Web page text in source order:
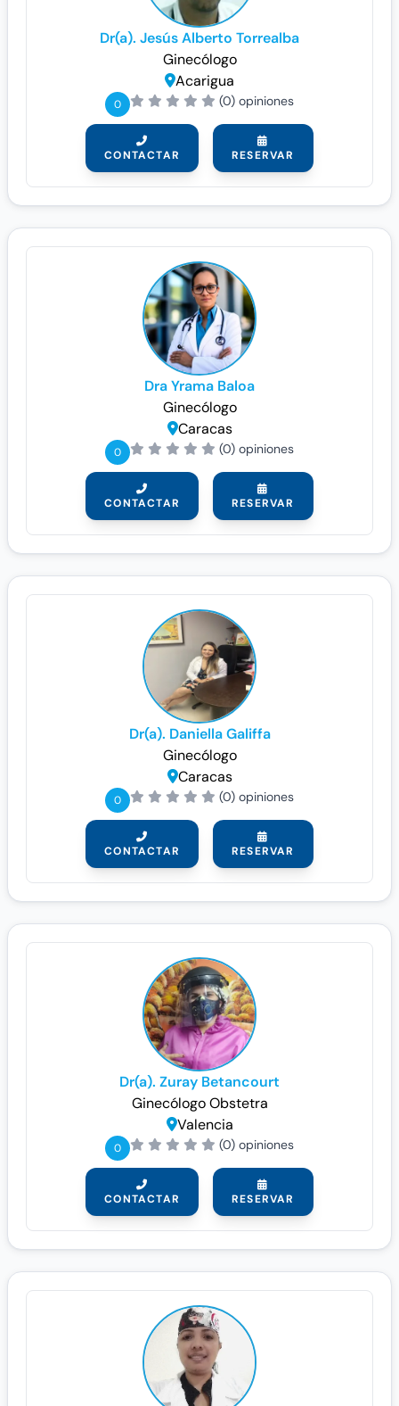
Dr(a). Jesús Alberto Torrealba
Ginecólogo
Acarigua
0 (0) opiniones
CONTACTAR RESERVAR
Dra Yrama Baloa
Ginecólogo
Caracas
0 (0) opiniones
CONTACTAR RESERVAR
Dr(a). Daniella Galiffa
Ginecólogo
Caracas
0 (0) opiniones
CONTACTAR RESERVAR
Dr(a). Zuray Betancourt
GinecólogoObstetra
Valencia
0 (0) opiniones
CONTACTAR RESERVAR